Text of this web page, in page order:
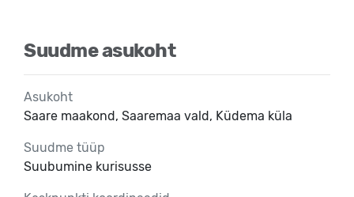
Suudme asukoht
Asukoht
Saare maakond, Saaremaa vald, Küdema küla
Suudme tüüp
Suubumine kurisusse